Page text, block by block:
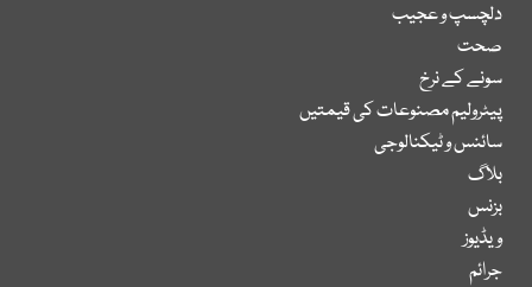
دلچسپ و عجیب
صحت
سونے کے نرخ
پیٹرولیم مصنوعات کی قیمتیں
سائنس و ٹیکنالوجی
بلاگ
بزنس
ویڈیوز
جرائم